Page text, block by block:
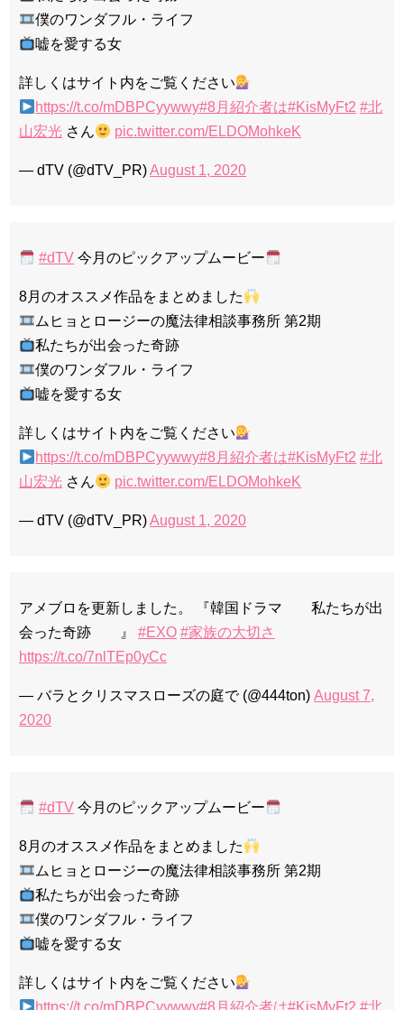
僕のワンダフル・ライフ
嘘を愛する女
詳しくはサイト内をご覧ください
https://t.co/mDBPCyywwy#8月紹介者は#KisMyFt2 #北
山宏光 さん pic.twitter.com/ELDOMohkeK
— dTV (@dTV_PR)August 1, 2020
#dTV 今月のピックアップムービー
8月のオススメ作品をまとめました
ムヒョとロージーの魔法律相談事務所 第2期
私たちが出会った奇跡
僕のワンダフル・ライフ
嘘を愛する女
詳しくはサイト内をご覧ください
https://t.co/mDBPCyywwy#8月紹介者は#KisMyFt2 #北
山宏光 さん pic.twitter.com/ELDOMohkeK
— dTV (@dTV_PR)August 1, 2020
アメブロを更新しました。 『韓国ドラマ 私たちが出
会った奇跡 』 #EXO #家族の大切さ
https://t.co/7nlTEp0yCc
— バラとクリスマスローズの庭で (@444ton) August 7,
2020
#dTV 今月のピックアップムービー
8月のオススメ作品をまとめました
ムヒョとロージーの魔法律相談事務所 第2期
私たちが出会った奇跡
僕のワンダフル・ライフ
嘘を愛する女
詳しくはサイト内をご覧ください